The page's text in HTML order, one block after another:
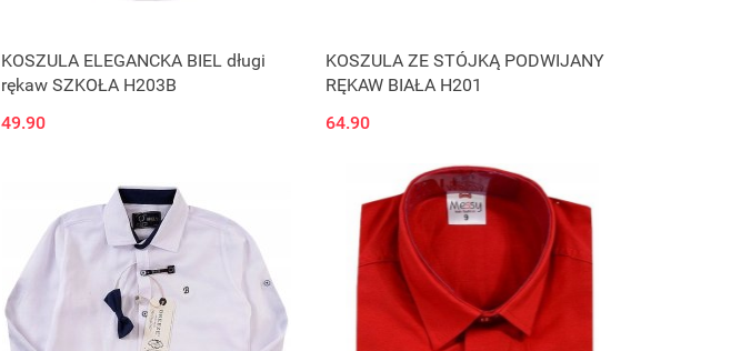
KOSZULA ELEGANCKA BIEL długi
rękaw SZKOŁA H203B
49.90
KOSZULA ZE STÓJKĄ PODWIJANY
RĘKAW BIAŁA H201
64.90